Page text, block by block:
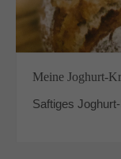
Meine Joghurt-
Saftiges